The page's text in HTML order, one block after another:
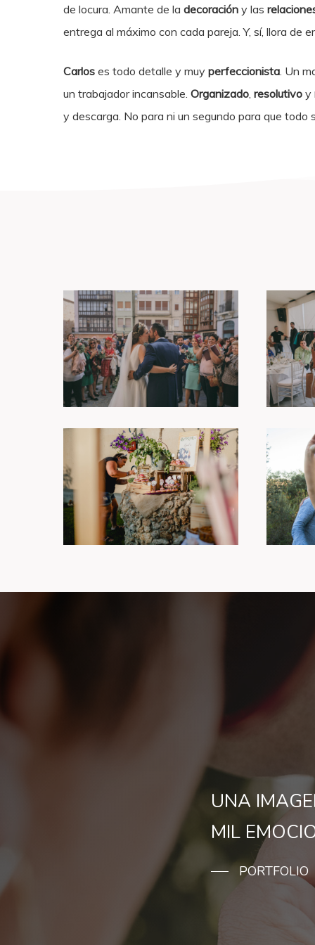
de locura. Amante de ladecoración y las
entrega al máximo con cada pareja. Y, sí, llora de
Carlos es todo detalle y muyperfeccionista . Un
un trabajador incansable.Organizado ,resolutivo y
y descarga. No para ni un segundo para que todo
UNA
MIL
PORTFOLIO